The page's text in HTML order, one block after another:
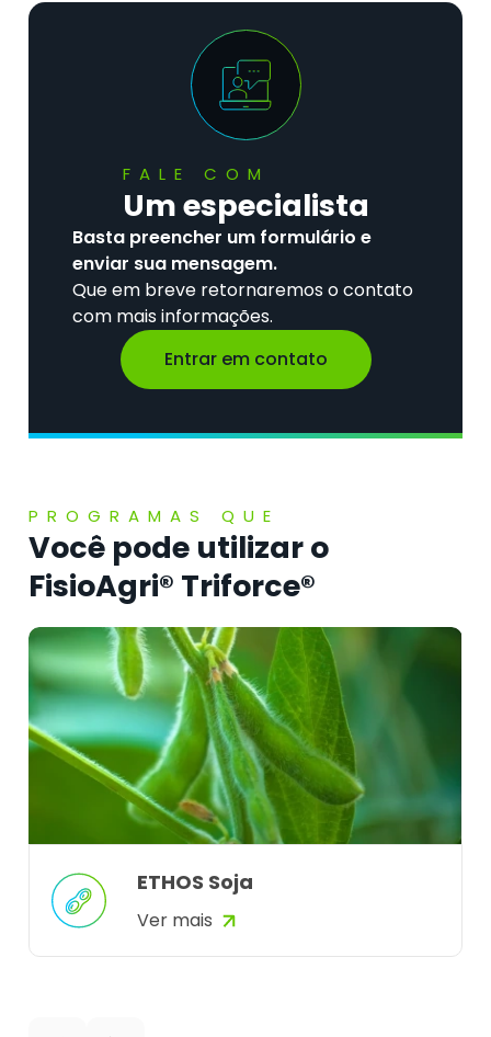
FALE COM
Um especialista
Basta preencher um formulário e
enviar sua mensagem.
Que em breve retornaremos o contato
com mais informações.
Entrar em contato
PROGRAMAS QUE
Você pode utilizar o
FisioAgri® Triforce®
ETHOS Soja
Ver mais